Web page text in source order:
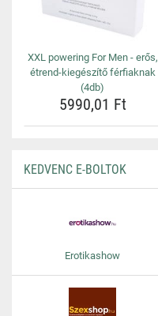
XXL powering For Men - erős,
étrend-kiegészítő férfiaknak
(4db)
5990,01 Ft
KEDVENC E-BOLTOK
Erotikashow